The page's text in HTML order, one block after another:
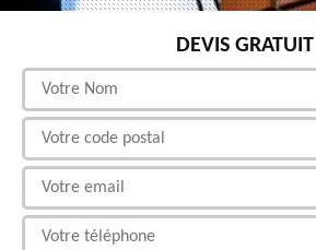
DEVIS GRATUIT